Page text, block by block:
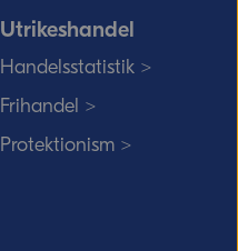
Utrikeshandel
Handelsstatistik >
Frihandel >
Protektionism >